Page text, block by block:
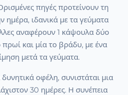
πηγές προτείνουν τη
ιδανικά με τα γεύματα
αναφέρουν 1 κάψουλα δύο
και μία το βράδυ, με ένα
μετά τα γεύματα.
οφέλη, συνιστάται μια
30 ημέρες. Η συνέπεια